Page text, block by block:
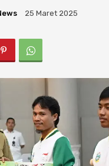
25 Maret 2025